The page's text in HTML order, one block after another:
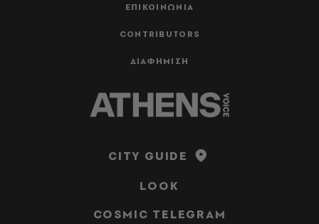
ΕΠΙΚΟΙΝΩΝΙΑ
CONTRIBUTORS
ΔΙΑΦΗΜΙΣΗ
CITY GUIDE
LOOK
COSMIC TELEGRAM